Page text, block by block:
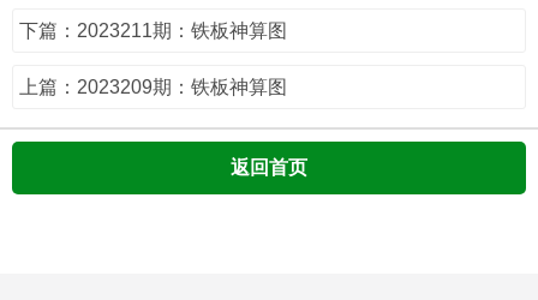
下篇：2023211期：铁板神算图
上篇：2023209期：铁板神算图
返回首页